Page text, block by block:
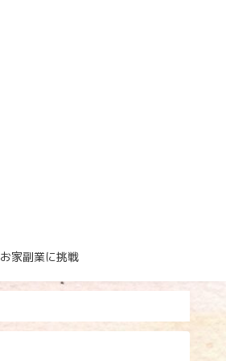
お家副業に挑戦